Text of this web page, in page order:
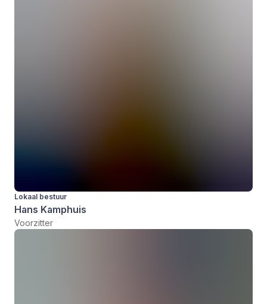
Lokaal bestuur
Hans Kamphuis
Voorzitter